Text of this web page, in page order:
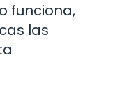
funciona,
las